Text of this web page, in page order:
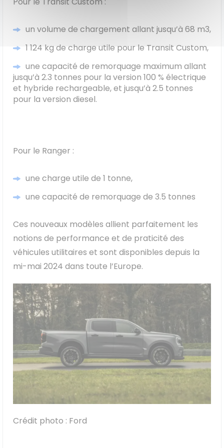
un volume de chargement allant jusqu’à 68 m3,
1 124 kg de charge utile pour le Transit Custom,
une capacité de remorquage maximum allant
jusqu’à 2.3 tonnes pour la version 100 % électrique
et hybride rechargeable, et jusqu’à 2.5 tonnes
pour la version diesel.
Pour le Ranger :
une charge utile de 1 tonne,
une capacité de remorquage de 3.5 tonnes
Ces nouveaux modèles allient parfaitement les
notions de performance et de praticité des
véhicules utilitaires et sont disponibles depuis la
mi-mai 2024 dans toute l’Europe.
Crédit photo : Ford